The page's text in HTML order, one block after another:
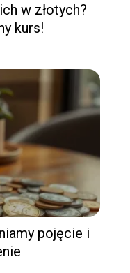
w złotych?
kurs!
pojęcie i